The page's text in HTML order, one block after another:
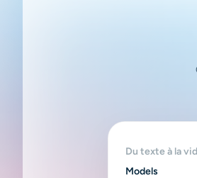
Du texte à la
Models